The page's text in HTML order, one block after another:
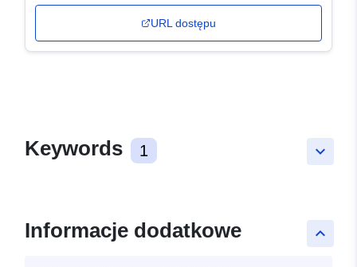
URL dostępu
keyboard_arrow_down
Keywords 1
keyboard_arrow_up
Informacje dodatkowe